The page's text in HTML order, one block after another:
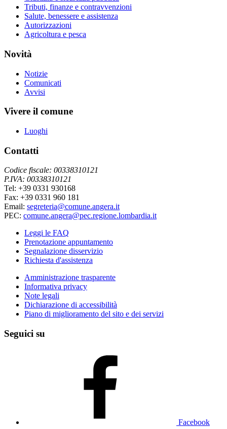
Tributi, finanze e contravvenzioni
Salute, benessere e assistenza
Autorizzazioni
Agricoltura e pesca
Novità
Notizie
Comunicati
Avvisi
Vivere il comune
Luoghi
Contatti
Codice fiscale: 00338310121
P.IVA: 00338310121
Tel: +39 0331 930168
Fax: +39 0331 960 181
Email: segreteria@comune.angera.it
PEC: comune.angera@pec.regione.lombardia.it
Leggi le FAQ
Prenotazione appuntamento
Segnalazione disservizio
Richiesta d'assistenza
Amministrazione trasparente
Informativa privacy
Note legali
Dichiarazione di accessibilità
Piano di miglioramento del sito e dei servizi
Seguici su
Facebook